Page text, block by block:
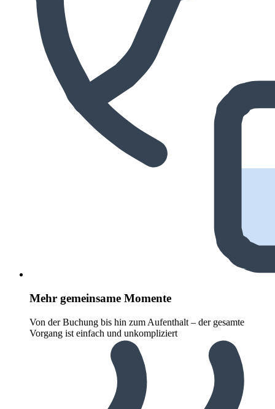
Mehr gemeinsame Momente
Von der Buchung bis hin zum Aufenthalt – der gesamte
Vorgang ist einfach und unkompliziert